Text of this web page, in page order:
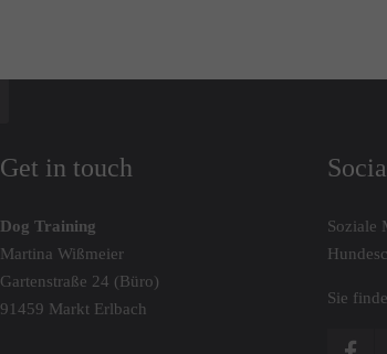
Get in touch
Dog Training
Martina Wißmeier
Gartenstraße 24 (Büro)
91459 Markt Erlbach
Soziale
Sie